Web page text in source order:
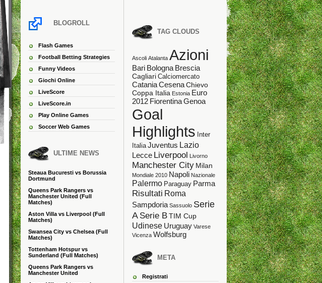
BLOGROLL
Flash Games
Football Betting Strategies
Funny Videos
Giochi Online
LiveScore
LiveScore.in
Play Online Games
Soccer Web Games
ULTIME NEWS
Steaua Bucuresti vs Borussia
Dortmund
Queens Park Rangers vs
Manchester United (Full
Matches)
Aston Villa vs Liverpool (Full
Matches)
Swansea City vs Chelsea (Full
Matches)
Tottenham Hotspur vs
Sunderland (Full Matches)
Queens Park Rangers vs
Manchester United
TAG CLOUDS
Ascoli Atalanta Azioni
Bari Bologna Brescia
Cagliari Calciomercato
CataniaCesenaChievo
Coppa Italia Estonia Euro
2012 FiorentinaGenoa
Goal
Highlights Inter
Italia Juventus Lazio
Lecce Liverpool Livorno
Manchester City Milan
Mondiale 2010 Napoli Nazionale
Palermo Paraguay Parma
Risultati Roma
Sampdoria Sassuolo Serie
A Serie BTIM Cup
Udinese Uruguay Varese
Vicenza Wolfsburg
META
Registrati